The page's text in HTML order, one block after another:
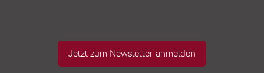
Jetzt zum Newsletter anmelden